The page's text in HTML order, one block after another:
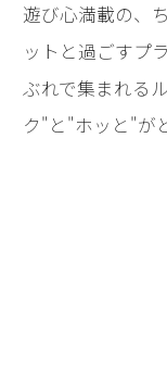
遊び心満載の、
ットと過ごすプ
ぶれで集まれる
ク"と"ホッと"が